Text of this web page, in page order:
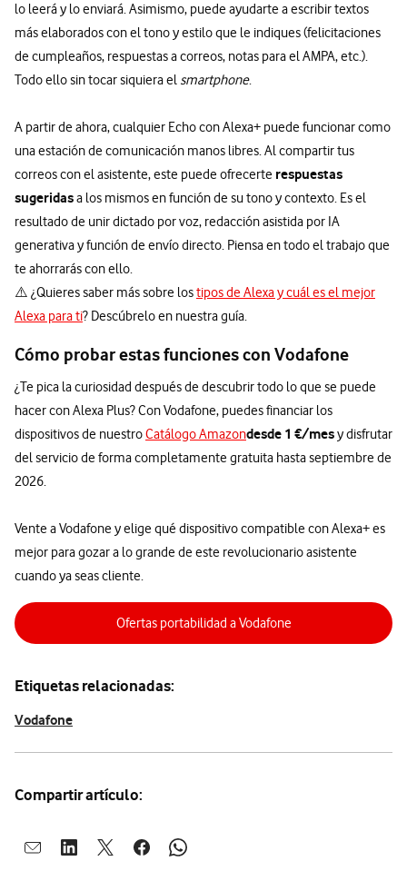
lo leerá y lo enviará. Asimismo, puede ayudarte a escribir textos
más elaborados con el tono y estilo que le indiques (felicitaciones
de cumpleaños, respuestas a correos, notas para el AMPA, etc.).
Todo ello sin tocar siquiera el smartphone.
A partir de ahora, cualquier Echo con Alexa+ puede funcionar como
una estación de comunicación manos libres. Al compartir tus
correos con el asistente, este puede ofrecerte respuestas
sugeridasa los mismos en función de su tono y contexto. Es el
resultado de unir dictado por voz, redacción asistida por IA
generativa y función de envío directo. Piensa en todo el trabajo que
te ahorrarás con ello.
⚠️ ¿Quieres saber más sobre lostipos de Alexa y cuál es el mejor
Alexa para ti? Descúbrelo en nuestra guía.
Cómo probar estas funciones con Vodafone
¿Te pica la curiosidad después de descubrir todo lo que se puede
hacer con Alexa Plus? Con Vodafone, puedes financiar los
dispositivos de nuestroCatálogo Amazondesde 1 €/mesy disfrutar
del servicio de forma completamente gratuita hasta septiembre de
2026.
Vente a Vodafone y elige qué dispositivo compatible con Alexa+ es
mejor para gozar a lo grande de este revolucionario asistente
cuando ya seas cliente.
Ofertas portabilidad a Vodafone
Etiquetas relacionadas:
Vodafone
Compartir artículo:
Abrir ventana para compartir en mail
Abrir ventana para compartir en linkedin
Abrir ventana para compartir en twitter
Abrir ventana para compartir en facebook
Abrir ventana para compartir en